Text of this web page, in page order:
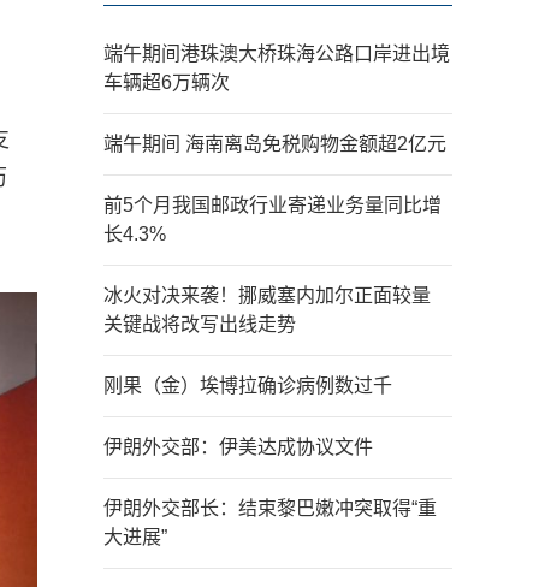
端午期间港珠澳大桥珠海公路口岸进出境
车辆超6万辆次
端午期间 海南离岛免税购物金额超2亿元
前5个月我国邮政行业寄递业务量同比增
长4.3%
冰火对决来袭！挪威塞内加尔正面较量
关键战将改写出线走势
刚果（金）埃博拉确诊病例数过千
伊朗外交部：伊美达成协议文件
伊朗外交部长：结束黎巴嫩冲突取得“重
大进展”